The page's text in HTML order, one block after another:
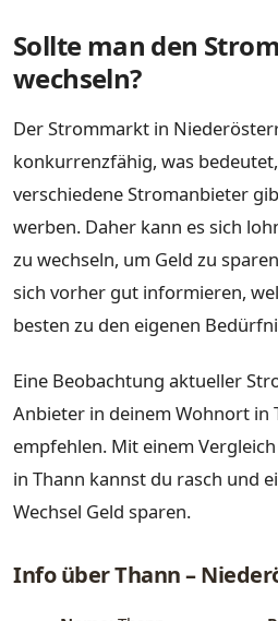
Sollte man den
wechseln?
Der Strommarkt in
konkurrenzfähig, was
verschiedene Stromanbieter
werben. Daher kann es sich
zu wechseln, um Geld zu
sich vorher gut informieren,
besten zu den eigenen
Eine Beobachtung aktueller
Anbieter in deinem Wohnort in
empfehlen. Mit einem
in Thann kannst du rasch und
Wechsel Geld sparen.
Info über Thann –